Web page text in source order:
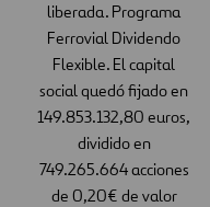
liberada. Programa
Ferrovial Dividendo
Flexible. El capital
social quedó fijado en
149.853.132,80 euros,
dividido en
749.265.664 acciones
de 0,20€ de valor